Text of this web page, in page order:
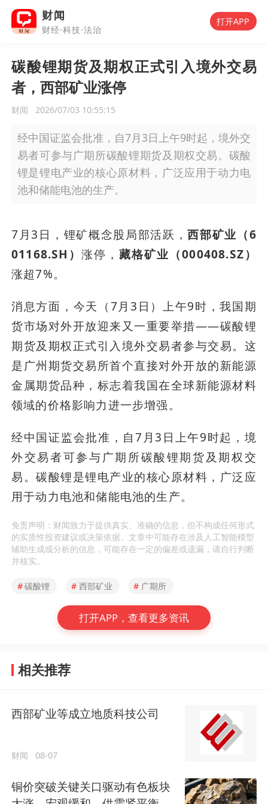
财闻
财经·科技·法治
打开APP
碳酸锂期货及期权正式引入境外交易
者，西部矿业涨停
财闻 2026/07/03 10:55:15
经中国证监会批准，自7月3日上午9时起，境外交
易者可参与广期所碳酸锂期货及期权交易。碳酸
锂是锂电产业的核心原材料，广泛应用于动力电
池和储能电池的生产。
7月3日，锂矿概念股局部活跃，西部矿业（6
01168.SH）涨停，藏格矿业（000408.SZ）
涨超7%。
消息方面，今天（7月3日）上午9时，我国期
货市场对外开放迎来又一重要举措——碳酸锂
期货及期权正式引入境外交易者参与交易。这
是广州期货交易所首个直接对外开放的新能源
金属期货品种，标志着我国在全球新能源材料
领域的价格影响力进一步增强。
经中国证监会批准，自7月3日上午9时起，境
外交易者可参与广期所碳酸锂期货及期权交
易。碳酸锂是锂电产业的核心原材料，广泛应
用于动力电池和储能电池的生产。
免责声明：财闻致力于提供真实、准确的信息，但不构成任何形式
的实质性投资建议或决策依据。文章中可能存在涉及人工智能模型
辅助生成或分析的信息，可能存在一定的偏差或遗漏，请自行判断
并核实。
#碳酸锂 # 西部矿业 # 广期所
打开APP，查看更多资讯
相关推荐
西部矿业等成立地质科技公司
财闻 08-07
铜价突破关键关口驱动有色板块